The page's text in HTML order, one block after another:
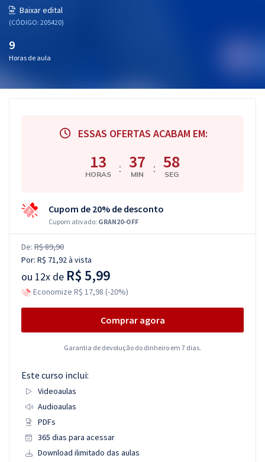
Baixar edital
(CÓDIGO: 205420)
9
Horas de aula
ESSAS OFERTAS ACABAM EM:
13
HORAS : 37
MIN : 57
SEG
Cupom de 20% de desconto
Cupom ativado: GRAN20-OFF
De: R$ 89,90
Por: R$ 71,92à vista
ou 12x de R$ 5,99
Economize R$ 17,98 (-20%)
Comprar agora
Garantia de devolução do dinheiro em 7 dias.
Este curso inclui:
Videoaulas
Audioaulas
PDFs
365 dias para acessar
Download ilimitado das aulas